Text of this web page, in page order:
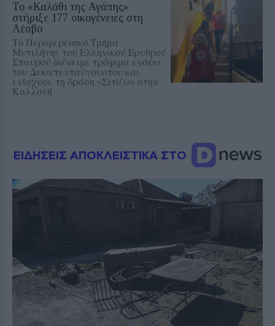
Το «Καλάθι της Αγάπης»
στήριξε 177 οικογένειες στη
Λέσβο
Το Περιφερειακό Τμήμα
Μυτιλήνης του Ελληνικού Ερυθρού
Σταυρού διένειμε τρόφιμα ενόψει
του Δεκαπενταύγουστου και
ενίσχυσε τη δράση «Σιτίζω» στην
Καλλονή
ΕΙΔΗΣΕΙΣ ΑΠΟΚΛΕΙΣΤΙΚΑ ΣΤΟ